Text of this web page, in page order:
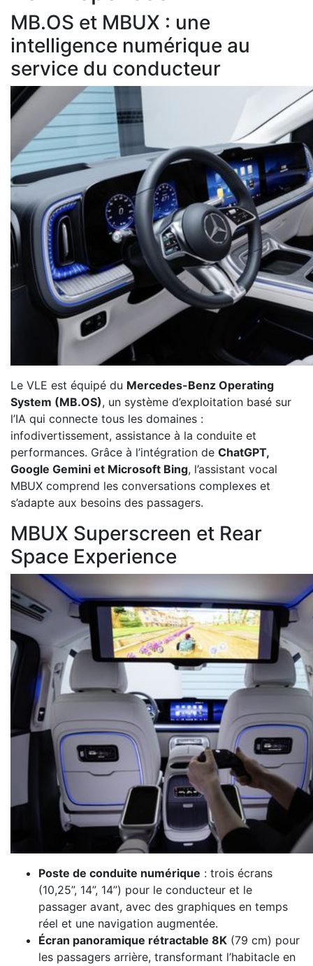
MB.OS et MBUX : une
intelligence numérique au
service du conducteur
Le VLE est équipé du Mercedes-Benz Operating
System (MB.OS), un système d’exploitation basé sur
l’IA qui connecte tous les domaines :
infodivertissement, assistance à la conduite et
performances. Grâce à l’intégration de ChatGPT,
Google Gemini et Microsoft Bing, l’assistant vocal
MBUX comprend les conversations complexes et
s’adapte aux besoins des passagers.
MBUX Superscreen et Rear
Space Experience
Poste de conduite numérique : trois écrans
(10,25”, 14”, 14”) pour le conducteur et le
passager avant, avec des graphiques en temps
réel et une navigation augmentée.
Écran panoramique rétractable 8K (79 cm) pour
les passagers arrière, transformant l’habitacle en